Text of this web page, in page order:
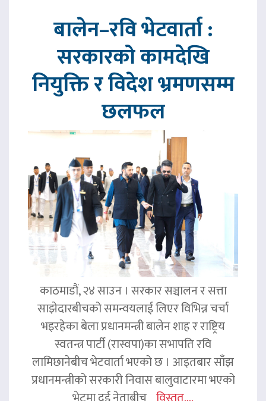
बालेन–रवि भेटवार्ता :
सरकारको कामदेखि
नियुक्ति र विदेश भ्रमणसम्म
छलफल
काठमाडौं, २४ साउन । सरकार सञ्चालन र सत्ता
साझेदारबीचको समन्वयलाई लिएर विभिन्न चर्चा
भइरहेका बेला प्रधानमन्त्री बालेन शाह र राष्ट्रिय
स्वतन्त्र पार्टी (रास्वपा)का सभापति रवि
लामिछानेबीच भेटवार्ता भएको छ । आइतबार साँझ
प्रधानमन्त्रीको सरकारी निवास बालुवाटारमा भएको